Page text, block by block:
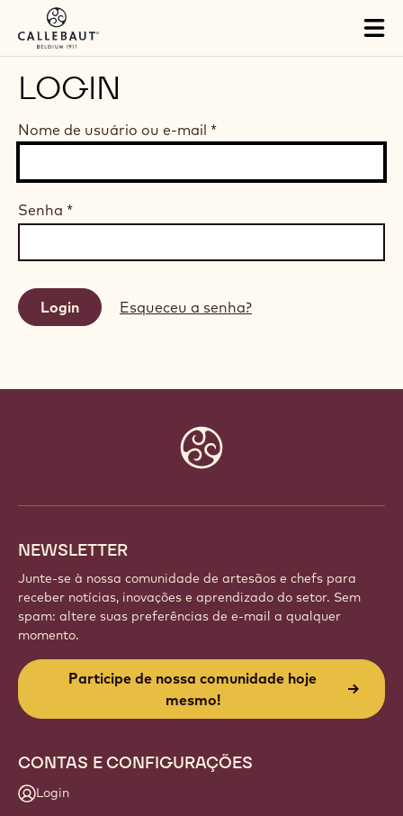
Skip to main content
LOGIN
Nome de usuário ou e-mail *
Senha *
Esqueceu a senha?
NEWSLETTER
Junte-se à nossa comunidade de artesãos e chefs para
receber notícias, inovações e aprendizado do setor. Sem
spam: altere suas preferências de e-mail a qualquer
momento.
Participe de nossa comunidade hoje
mesmo!
CONTAS E CONFIGURAÇÕES
Login